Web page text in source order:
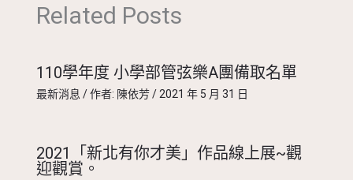
Related Posts
110學年度 小學部管弦樂A團備取名單
最新消息 / 作者: 陳依芳/2021 年 5 月 31 日
2021「新北有你才美」作品線上展~觀
迎觀賞。